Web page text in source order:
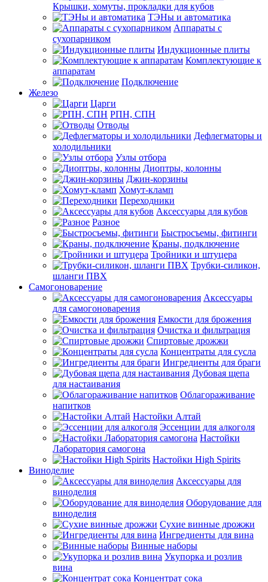
Крышки, хомуты, прокладки для кубов
ТЭНы и автоматика
Аппараты с
сухопарником
Индукционные плиты
Комплектующие к
аппаратам
Подключение
Железо
Царги
РПН, СПН
Отводы
Дефлегматоры и
холодильники
Узлы отбора
Диоптры, колонны
Джин-корзины
Хомут-кламп
Переходники
Аксессуары для кубов
Разное
Быстросъемы, фитинги
Краны, подключение
Тройники и штуцера
Трубки-силикон,
шланги ПВХ
Самогоноварение
Аксессуары
для самогоноварения
Емкости для брожения
Очистка и фильтрация
Спиртовые дрожжи
Концентраты для сусла
Ингредиенты для браги
Дубовая щепа
для настаивания
Облагораживание
напитков
Настойки Алтай
Эссенции для алкоголя
Настойки
Лаборатория самогона
Настойки High Spirits
Виноделие
Аксессуары для
виноделия
Оборудование для
виноделия
Сухие винные дрожжи
Ингредиенты для вина
Винные наборы
Укупорка и розлив
вина
Концентрат сока